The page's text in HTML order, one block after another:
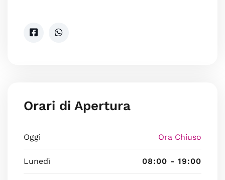
Orari di Apertura
Oggi Ora Chiuso
Lunedì 08:00 - 19:00